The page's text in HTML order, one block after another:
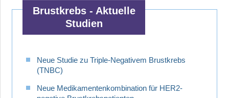
Brustkrebs - Aktuelle
Studien
Neue Studie zu Triple-Negativem Brustkrebs
(TNBC)
Neue Medikamentenkombination für HER2-